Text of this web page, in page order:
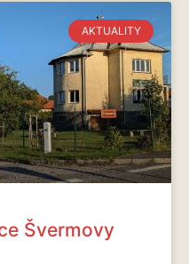
AKTUALITY
Švermovy